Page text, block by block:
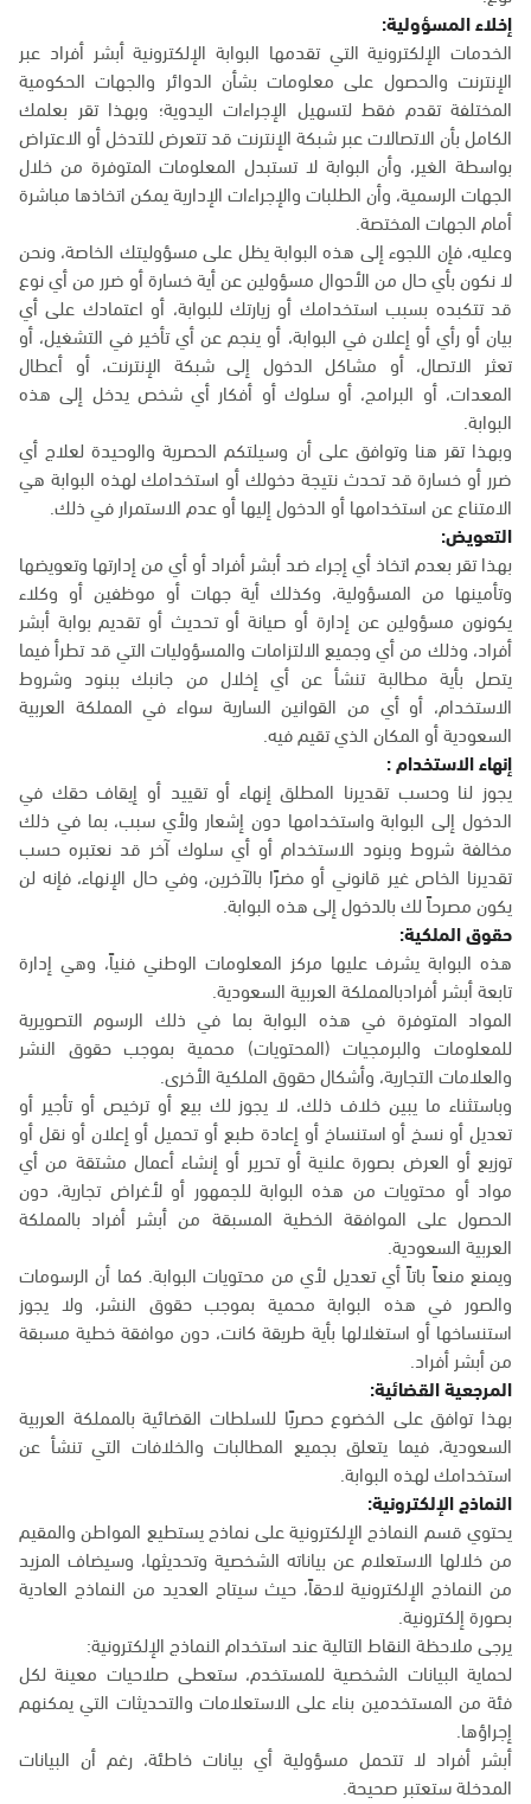
إخلاء المسؤولية:
الخدمات الإلكترونية التي تقدمها البوابة الإلكترونية أبشر أفراد عبر
الإنترنت والحصول على معلومات بشأن الدوائر والجهات الحكومية
المختلفة تقدم فقط لتسهيل الإجراءات اليدوية؛ وبهذا تقر بعلمك
الكامل بأن الاتصالات عبر شبكة الإنترنت قد تتعرض للتدخل أو الاعتراض
بواسطة الغير، وأن البوابة لا تستبدل المعلومات المتوفرة من خلال
الجهات الرسمية، وأن الطلبات والإجراءات الإدارية يمكن اتخاذها مباشرة
أمام الجهات المختصة.
وعليه، فإن اللجوء إلى هذه البوابة يظل على مسؤوليتك الخاصة، ونحن
لا نكون بأي حال من الأحوال مسؤولين عن أية خسارة أو ضرر من أي نوع
قد تتكبده بسبب استخدامك أو زيارتك للبوابة، أو اعتمادك على أي
بيان أو رأي أو إعلان في البوابة، أو ينجم عن أي تأخير في التشغيل، أو
تعثر الاتصال، أو مشاكل الدخول إلى شبكة الإنترنت، أو أعطال
المعدات، أو البرامج، أو سلوك أو أفكار أي شخص يدخل إلى هذه
البوابة.
وبهذا تقر هنا وتوافق على أن وسيلتكم الحصرية والوحيدة لعلاج أي
ضرر أو خسارة قد تحدث نتيجة دخولك أو استخدامك لهذه البوابة هي
الامتناع عن استخدامها أو الدخول إليها أو عدم الاستمرار في ذلك.
التعويض:
بهذا تقر بعدم اتخاذ أي إجراء ضد أبشر أفراد أو أي من إدارتها وتعويضها
وتأمينها من المسؤولية، وكذلك أية جهات أو موظفين أو وكلاء
يكونون مسؤولين عن إدارة أو صيانة أو تحديث أو تقديم بوابة أبشر
أفراد، وذلك من أي وجميع الالتزامات والمسؤوليات التي قد تطرأ فيما
يتصل بأية مطالبة تنشأ عن أي إخلال من جانبك ببنود وشروط
الاستخدام، أو أي من القوانين السارية سواء في المملكة العربية
السعودية أو المكان الذي تقيم فيه.
إنهاء الاستخدام :
يجوز لنا وحسب تقديرنا المطلق إنهاء أو تقييد أو إيقاف حقك في
الدخول إلى البوابة واستخدامها دون إشعار ولأي سبب، بما في ذلك
مخالفة شروط وبنود الاستخدام أو أي سلوك آخر قد نعتبره حسب
تقديرنا الخاص غير قانوني أو مضرًا بالآخرين، وفي حال الإنهاء، فإنه لن
يكون مصرحاً لك بالدخول إلى هذه البوابة.
حقوق الملكية:
هذه البوابة يشرف عليها مركز المعلومات الوطني فنياً، وهي إدارة
تابعة أبشر أفرادبالمملكة العربية السعودية.
المواد المتوفرة في هذه البوابة بما في ذلك الرسوم التصويرية
للمعلومات والبرمجيات (المحتويات) محمية بموجب حقوق النشر
والعلامات التجارية، وأشكال حقوق الملكية الأخرى.
وباستثناء ما يبين خلاف ذلك، لا يجوز لك بيع أو ترخيص أو تأجير أو
تعديل أو نسخ أو استنساخ أو إعادة طبع أو تحميل أو إعلان أو نقل أو
توزيع أو العرض بصورة علنية أو تحرير أو إنشاء أعمال مشتقة من أي
مواد أو محتويات من هذه البوابة للجمهور أو لأغراض تجارية، دون
الحصول على الموافقة الخطية المسبقة من أبشر أفراد بالمملكة
العربية السعودية.
ويمنع منعاً باتاً أي تعديل لأي من محتويات البوابة. كما أن الرسومات
والصور في هذه البوابة محمية بموجب حقوق النشر، ولا يجوز
استنساخها أو استغلالها بأية طريقة كانت، دون موافقة خطية مسبقة
من أبشر أفراد.
المرجعية القضائية:
بهذا توافق على الخضوع حصريًا للسلطات القضائية بالمملكة العربية
السعودية، فيما يتعلق بجميع المطالبات والخلافات التي تنشأ عن
استخدامك لهذه البوابة.
النماذج الإلكترونية:
يحتوي قسم النماذج الإلكترونية على نماذج يستطيع المواطن والمقيم
من خلالها الاستعلام عن بياناته الشخصية وتحديثها، وسيضاف المزيد
من النماذج الإلكترونية لاحقاً، حيث سيتاح العديد من النماذج العادية
بصورة إلكترونية.
يرجى ملاحظة النقاط التالية عند استخدام النماذج الإلكترونية:
لحماية البيانات الشخصية للمستخدم، ستعطى صلاحيات معينة لكل
فئة من المستخدمين بناء على الاستعلامات والتحديثات التي يمكنهم
إجراؤها.
أبشر أفراد لا تتحمل مسؤولية أي بيانات خاطئة، رغم أن البيانات
المدخلة ستعتبر صحيحة.